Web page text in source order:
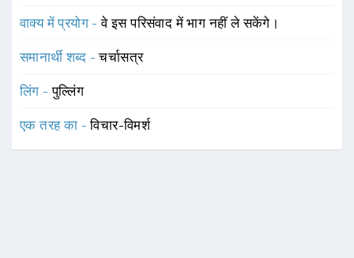
वाक्य में प्रयोग -वे इस परिसंवाद में भाग नहीं ले सकेंगे।
समानार्थी शब्द -चर्चासत्र
लिंग -पुल्लिंग
एक तरह का -विचार-विमर्श